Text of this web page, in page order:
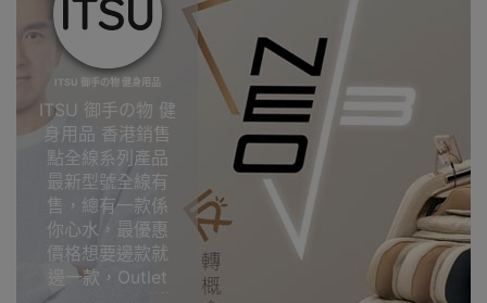
ITSU 御手の物 健身用品
ITSU 御手の物 健
身用品 香港銷售
點全線系列產品
最新型號全線有
售，總有一款係
你心水，最優惠
價格想要邊款就
邊一款，Outlet